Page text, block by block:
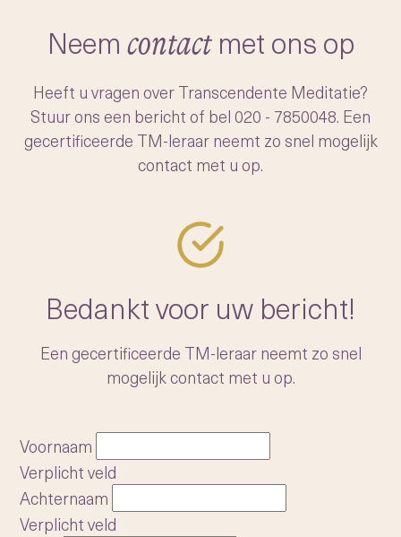
bewustzijn naar dit diepere, vredige niveau
van de geest.
Na het verfijnen en systematiseren van het
onderwijzen van TM, startte Maharishi een
beweging om de techniek wereldwijd
toegankelijk te maken. Hij trainde duizenden
leraren en richtte een non-profitstichting op
waarborgen voor toekomstige generaties.
Neemcontactmet ons op
Heeft u vragen over Transcendente Meditatie?
Stuur ons een bericht of bel020 - 7850048. Een
gecertificeerde TM-leraar neemt zo snel mogelijk
contact met u op.
Bedankt voor uw bericht!
Een gecertificeerde TM-leraar neemt zo snel
mogelijk contact met u op.
Voornaam
Verplicht veld
Achternaam
Verplicht veld